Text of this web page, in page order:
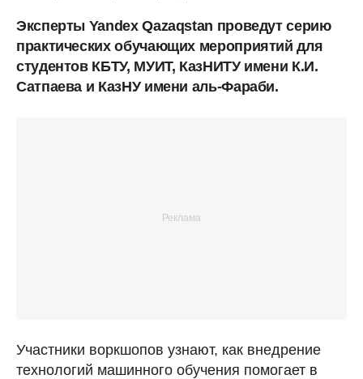
Эксперты Yandex Qazaqstan проведут серию
практических обучающих мероприятий для
студентов КБТУ, МУИТ, КазНИТУ имени К.И.
Сатпаева и КазНУ имени аль-Фараби.
Участники воркшопов узнают, как внедрение
технологий машинного обучения помогает в